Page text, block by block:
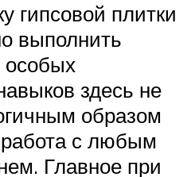
гипсовой плитки
выполнить
особых
здесь не
образом
с любым
Главное при